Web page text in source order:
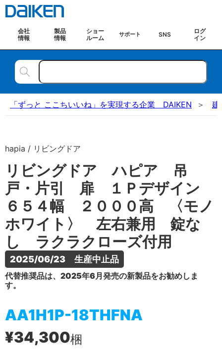
会社
情報
製品
情報
ショー
ルーム
サポート SNS
ログ
イン
「ずっと ここちいいね」を実現する企業 DAIKEN 建
hapia / リビングドア
リビングドア ハピア 吊
戸・片引 扉 １Ｐデザイン
６５４幅 ２０００高 〈モノ
ホワイト〉 左右兼用 錠な
し ラクラクローズ付用
2025/06/23　生産中止品
代替推奨品は、2025年6月発売の新製品をお勧めしま
す。
AA1H1P-18THFNA
¥34,300梱